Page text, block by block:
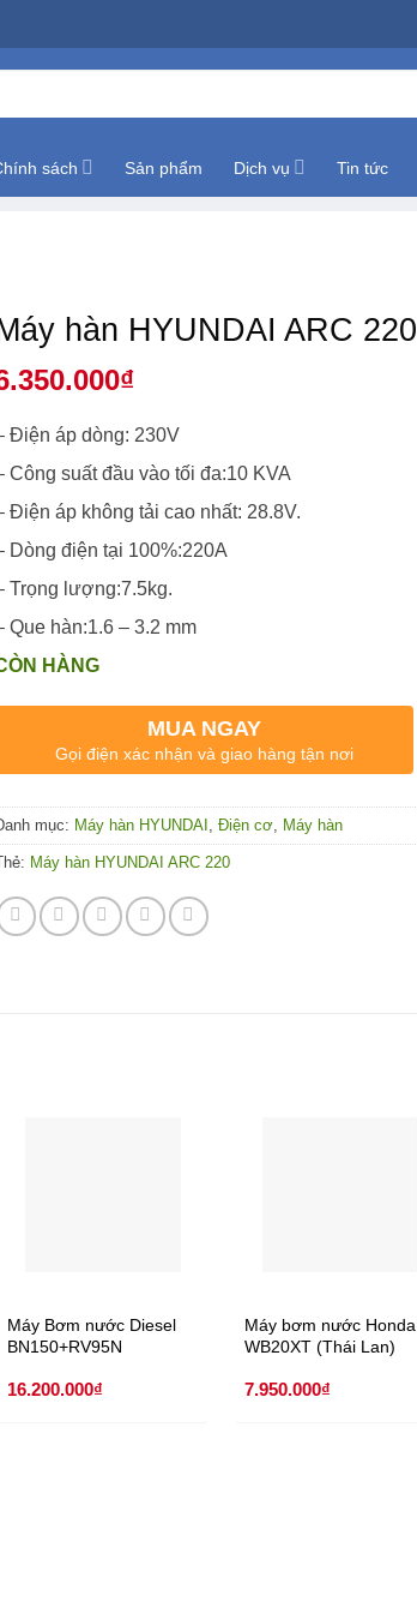
sách Sản phẩm Dịch vụ Tin tức
hàn HYUNDAI ARC 220
₫
Điện áp dòng: 230V
Công suất đầu vào tối đa:10 KVA
Điện áp không tải cao nhất: 28.8V.
Dòng điện tại 100%:220A
Trọng lượng:7.5kg.
Que hàn:1.6 – 3.2 mm
HÀNG
MUA NGAY
Gọi điện xác nhận và giao hàng tận nơi
mục: Máy hàn HYUNDAI Điện cơ Máy hàn
Máy hàn HYUNDAI ARC 220
Máy Bơm nước Diesel
BN150+RV95N
16.200.000₫
Máy bơm nước Honda
WB20XT (Thái Lan)
7.950.000₫